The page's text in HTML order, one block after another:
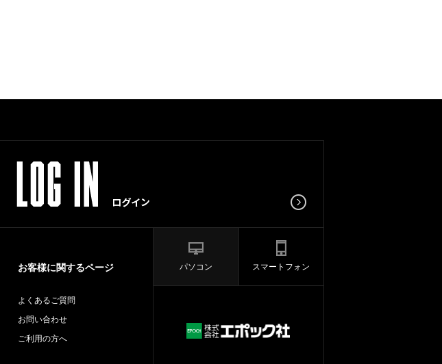
お客様に関するページ
よくあるご質問
お問い合わせ
ご利用の方へ
パソコン スマートフォン